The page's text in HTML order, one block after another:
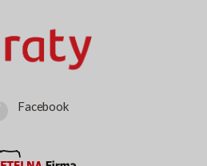
Facebook